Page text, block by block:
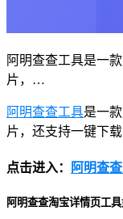
阿明查查工具是一
片，…
阿明查查工具是一
片，还支持一键下
点击进入： 阿明查
阿明查查淘宝详情页工具